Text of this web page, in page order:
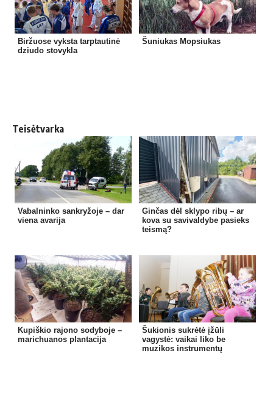
Biržuose vyksta tarptautinė
dziudo stovykla
Šuniukas Mopsiukas
Teisėtvarka
Vabalninko sankryžoje – dar
viena avarija
Ginčas dėl sklypo ribų – ar
kova su savivaldybe pasieks
teismą?
Kupiškio rajono sodyboje –
marichuanos plantacija
Šukionis sukrėtė įžūli
vagystė: vaikai liko be
muzikos instrumentų